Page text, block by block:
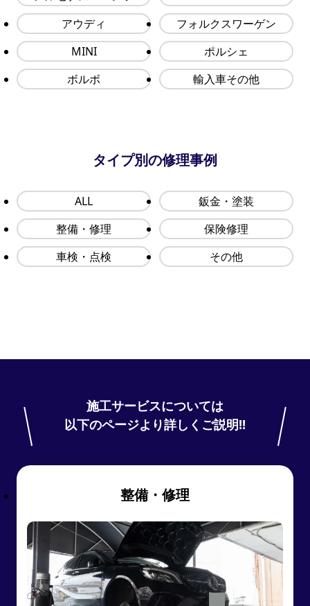
アウディ
フォルクスワーゲン
MINI
ポルシェ
ボルボ
輸入車その他
タイプ別の修理事例
ALL
鈑金・塗装
整備・修理
保険修理
車検・点検
その他
施工サービスについては
以下のページより詳しくご説明!!
整備・修理